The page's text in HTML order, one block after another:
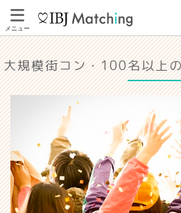
メニュー
大規模街コン・100名以上